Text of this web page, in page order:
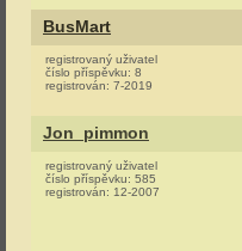
BusMart
registrovaný uživatel
číslo příspěvku: 8
registrován: 7-2019
Jon_pimmon
registrovaný uživatel
číslo příspěvku: 585
registrován: 12-2007